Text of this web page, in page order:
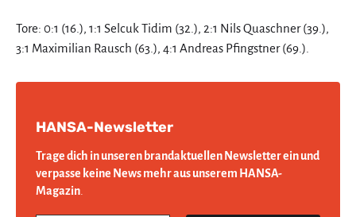
Tore: 0:1 (16.), 1:1 Selcuk Tidim (32.), 2:1 Nils Quaschner (39.),
3:1 Maximilian Rausch (63.), 4:1 Andreas Pfingstner (69.).
HANSA-Newsletter
Trage dich in unseren brandaktuellen Newsletter ein und
verpasse keine News mehr aus unserem HANSA-
Magazin.